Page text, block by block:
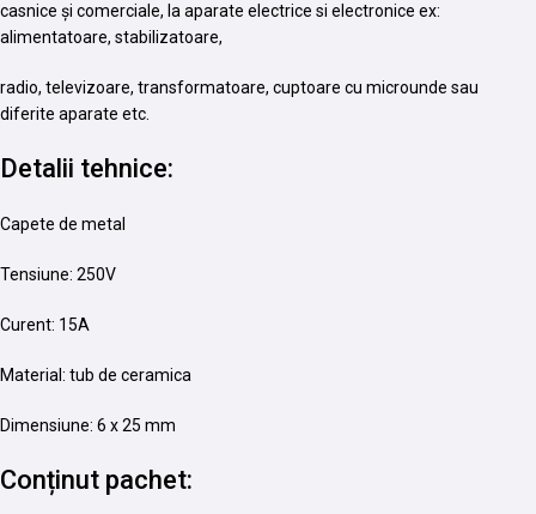
casnice și comerciale, la aparate electrice si electronice ex:
alimentatoare, stabilizatoare,
radio, televizoare, transformatoare, cuptoare cu microunde sau
diferite aparate etc.
Detalii tehnice:
Capete de metal
Tensiune: 250V
Curent: 15A
Material: tub de ceramica
Dimensiune: 6 x 25 mm
Conținut pachet: